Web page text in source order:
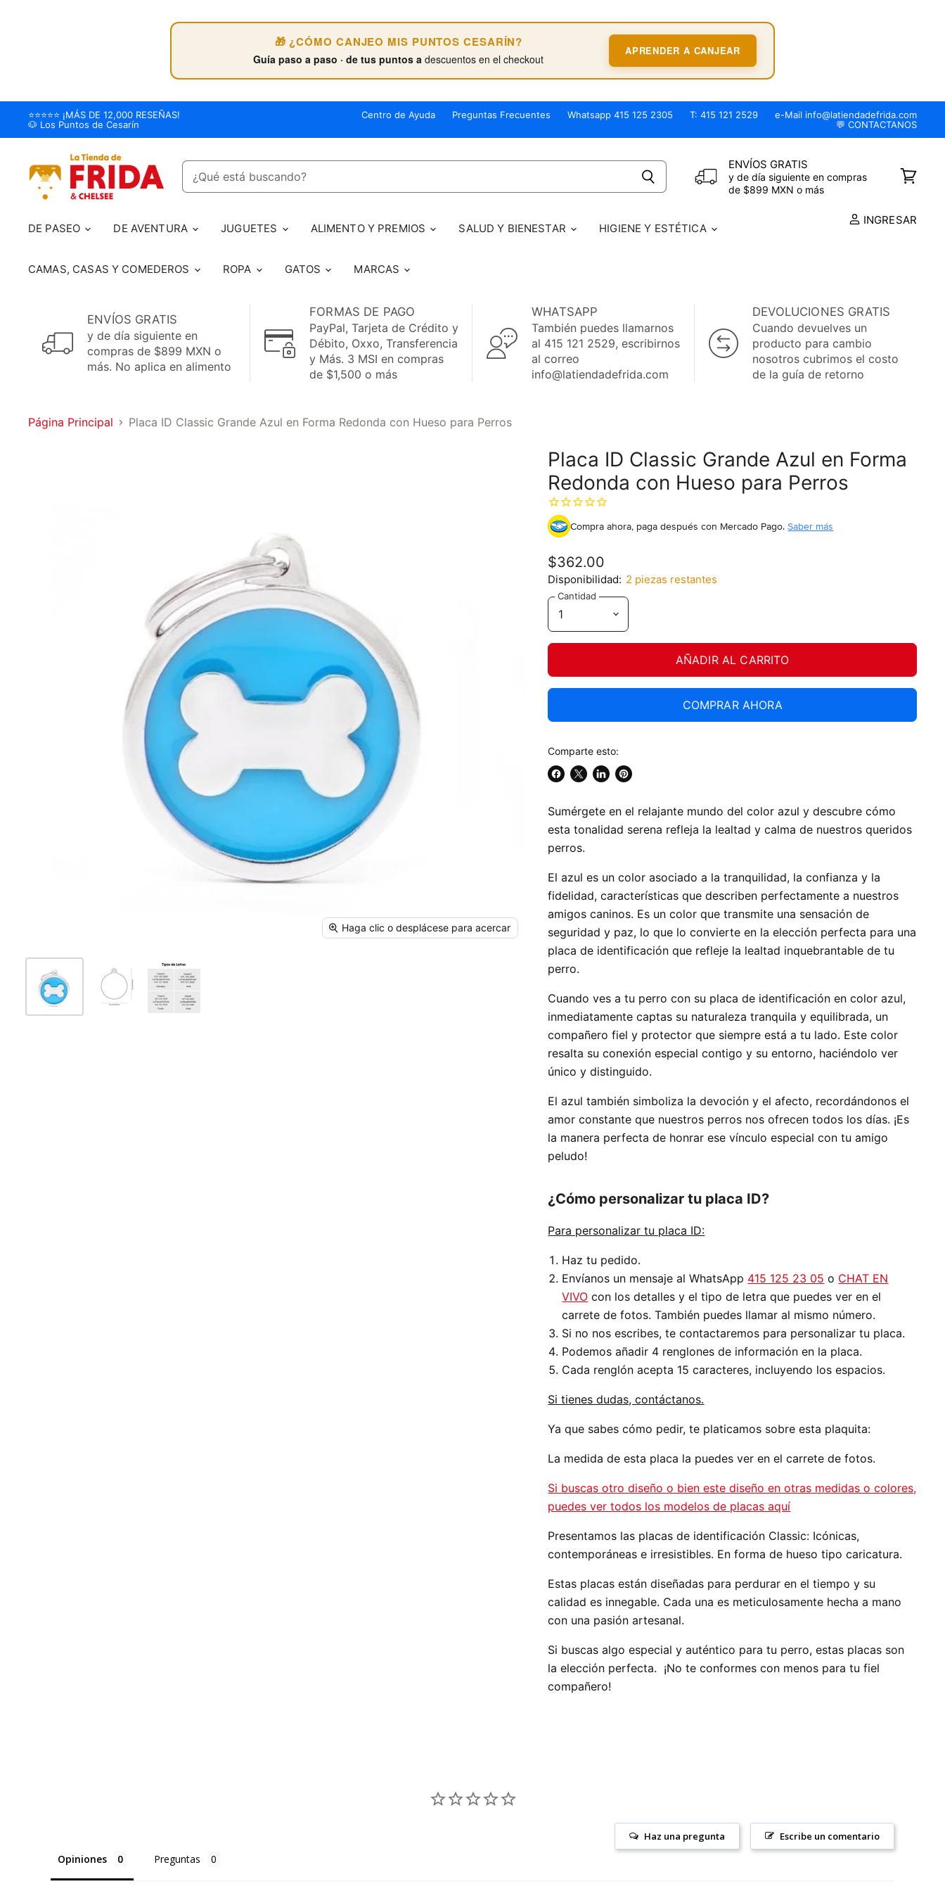
🎁 ¿CÓMO CANJEO MIS PUNTOS CESARÍN?
Guía paso a paso · de tus puntos adescuentos en el checkout
APRENDER A CANJEAR
⭐️⭐️⭐️⭐️⭐️ ¡MÁS DE 12,000 RESEÑAS!
🐶 Los Puntos de Cesarín
Centro de Ayuda Preguntas Frecuentes Whatsapp 415 125 2305 T: 415 121 2529
e-Mail info@latiendadefrida.com
💬 CONTACTANOS
ENVÍOS GRATIS
y de día siguiente en compras
de $899 MXN o más
DE PASEO DE AVENTURA JUGUETES ALIMENTO Y PREMIOS SALUD Y BIENESTAR HIGIENE Y ESTÉTICA
CAMAS, CASAS Y COMEDEROS ROPA GATOS MARCAS
INGRESAR
ENVÍOS GRATIS
y de día siguiente en
compras de $899 MXN o
más. No aplica en alimento
FORMAS DE PAGO
PayPal, Tarjeta de Crédito y
Débito, Oxxo, Transferencia
y Más. 3 MSI en compras
de $1,500 o más
WHATSAPP
También puedes llamarnos
al 415 121 2529, escribirnos
al correo
info@latiendadefrida.com
DEVOLUCIONES GRATIS
Cuando devuelves un
producto para cambio
nosotros cubrimos el costo
de la guía de retorno
Página Principal Placa ID Classic Grande Azul en Forma Redonda con Hueso para Perros
Haga clic o desplácese para acercar
Placa ID Classic Grande Azul en Forma
Redonda con Hueso para Perros
Compra ahora, paga después con Mercado Pago.Saber más
$362.00
Disponibilidad: 2 piezas restantes
Cantidad
AÑADIR AL CARRITO
COMPRAR AHORA
Comparte esto:
Compartir
Facebook
Compartir
X
Compartir
LinkedIn
Guardar
Pinterest
Sumérgete en el relajante mundo del color azul y descubre cómo
esta tonalidad serena refleja la lealtad y calma de nuestros queridos
perros.
El azul es un color asociado a la tranquilidad, la confianza y la
fidelidad, características que describen perfectamente a nuestros
amigos caninos. Es un color que transmite una sensación de
seguridad y paz, lo que lo convierte en la elección perfecta para una
placa de identificación que refleje la lealtad inquebrantable de tu
perro.
Cuando ves a tu perro con su placa de identificación en color azul,
inmediatamente captas su naturaleza tranquila y equilibrada, un
compañero fiel y protector que siempre está a tu lado. Este color
resalta su conexión especial contigo y su entorno, haciéndolo ver
único y distinguido.
El azul también simboliza la devoción y el afecto, recordándonos el
amor constante que nuestros perros nos ofrecen todos los días. ¡Es
la manera perfecta de honrar ese vínculo especial con tu amigo
peludo!
¿Cómo personalizar tu placa ID?
Para personalizar tu placa ID:
Haz tu pedido.
Envíanos un mensaje al WhatsApp 415 125 23 05 o CHAT EN
VIVO con los detalles y el tipo de letra que puedes ver en el
carrete de fotos. También puedes llamar al mismo número.
Si no nos escribes, te contactaremos para personalizar tu placa.
Podemos añadir 4 renglones de información en la placa.
Cada renglón acepta 15 caracteres, incluyendo los espacios.
Si tienes dudas, contáctanos.
Ya que sabes cómo pedir, te platicamos sobre esta plaquita:
La medida de esta placa la puedes ver en el carrete de fotos.
Si buscas otro diseño o bien este diseño en otras medidas o colores,
puedes ver todos los modelos de placas aquí
Presentamos las placas de identificación Classic: Icónicas,
contemporáneas e irresistibles. En forma de hueso tipo caricatura.
Estas placas están diseñadas para perdurar en el tiempo y su
calidad es innegable. Cada una es meticulosamente hecha a mano
con una pasión artesanal.
Si buscas algo especial y auténtico para tu perro, estas placas son
la elección perfecta. ¡No te conformes con menos para tu fiel
compañero!
Escribe un comentario
Haz una pregunta
Opiniones Preguntas